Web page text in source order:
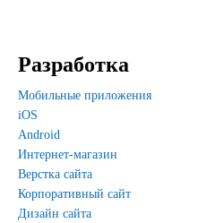
Разработка
Мобильные приложения
iOS
Android
Интернет-магазин
Верстка сайта
Корпоративный сайт
Дизайн сайта